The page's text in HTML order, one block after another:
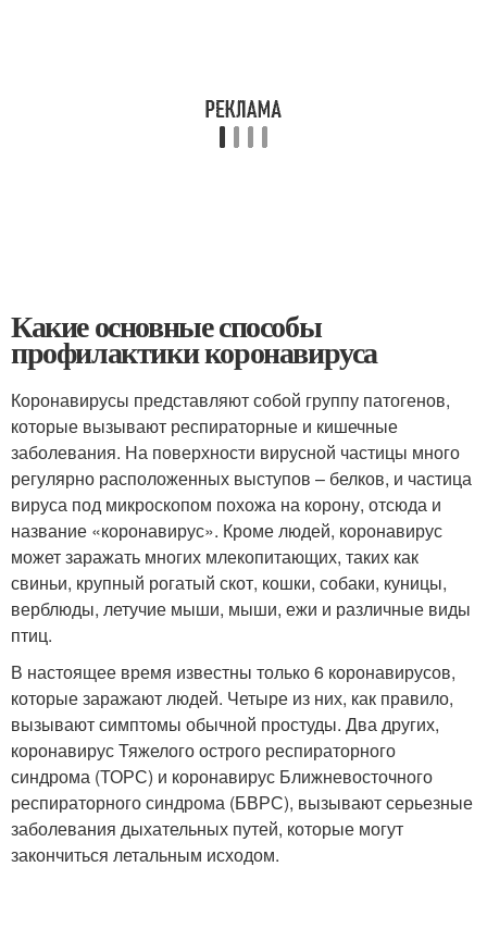
Какие основные способы
профилактики коронавируса
Коронавирусы представляют собой группу патогенов,
которые вызывают респираторные и кишечные
заболевания. На поверхности вирусной частицы много
регулярно расположенных выступов – белков, и частица
вируса под микроскопом похожа на корону, отсюда и
название «коронавирус». Кроме людей, коронавирус
может заражать многих млекопитающих, таких как
свиньи, крупный рогатый скот, кошки, собаки, куницы,
верблюды, летучие мыши, мыши, ежи и различные виды
птиц.
В настоящее время известны только 6 коронавирусов,
которые заражают людей. Четыре из них, как правило,
вызывают симптомы обычной простуды. Два других,
коронавирус Тяжелого острого респираторного
синдрома (ТОРС) и коронавирус Ближневосточного
респираторного синдрома (БВРС), вызывают серьезные
заболевания дыхательных путей, которые могут
закончиться летальным исходом.